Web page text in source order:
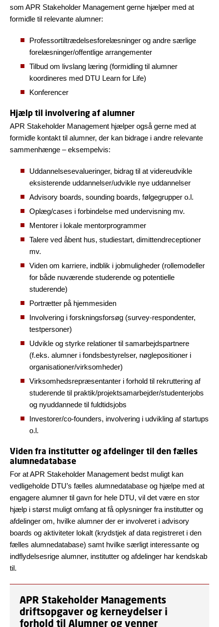
som APR Stakeholder Management gerne hjælper med at
formidle til relevante alumner:
Professortiltrædelsesforelæsninger og andre særlige
forelæsninger/offentlige arrangementer
Tilbud om livslang læring (formidling til alumner
koordineres med DTU Learn for Life)
Konferencer
Hjælp til involvering af alumner
APR Stakeholder Management hjælper også gerne med at
formidle kontakt til alumner, der kan bidrage i andre relevante
sammenhænge – eksempelvis:
Uddannelsesevalueringer, bidrag til at videreudvikle
eksisterende uddannelser/udvikle nye uddannelser
Advisory boards, sounding boards, følgegrupper o.l.
Oplæg/cases i forbindelse med undervisning mv.
Mentorer i lokale mentorprogrammer
Talere ved åbent hus, studiestart, dimittendreceptioner
mv.
Viden om karriere, indblik i jobmuligheder (rollemodeller
for både nuværende studerende og potentielle
studerende)
Portrætter på hjemmesiden
Involvering i forskningsforsøg (survey-respondenter,
testpersoner)
Udvikle og styrke relationer til samarbejdspartnere
(f.eks. alumner i fondsbestyrelser, nøglepositioner i
organisationer/virksomheder)
Virksomhedsrepræsentanter i forhold til rekruttering af
studerende til praktik/projektsamarbejder/studenterjobs
og nyuddannede til fuldtidsjobs
Investorer/co-founders, involvering i udvikling af startups
o.l.
Viden fra institutter og afdelinger til den fælles
alumnedatabase
For at APR Stakeholder Management bedst muligt kan
vedligeholde DTU’s fælles alumnedatabase og hjælpe med at
engagere alumner til gavn for hele DTU, vil det være en stor
hjælp i størst muligt omfang at få oplysninger fra institutter og
afdelinger om, hvilke alumner der er involveret i advisory
boards og aktiviteter lokalt (krydstjek af data registreret i den
fælles alumnedatabase) samt hvilke særligt interessante og
indflydelsesrige alumner, institutter og afdelinger har kendskab
til.
APR Stakeholder Managements
driftsopgaver og kerneydelser i
forhold til Alumner og venner